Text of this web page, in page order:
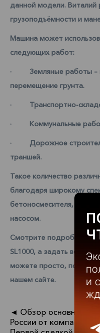
данной модели. Виталий
грузоподъёмности и
Машина может
следующих работ:
· Земляные работы –
перемещение грунта.
· Транспортно-
· Коммунальные
· Дорожное
траншей.
Такое количество
благодаря широкому
бетоносмесителя, до
насосом.
Смотрите подробный
SL1000, а задать
можете просто,
нашем сайте.
◄ Обзор основных
России от компании